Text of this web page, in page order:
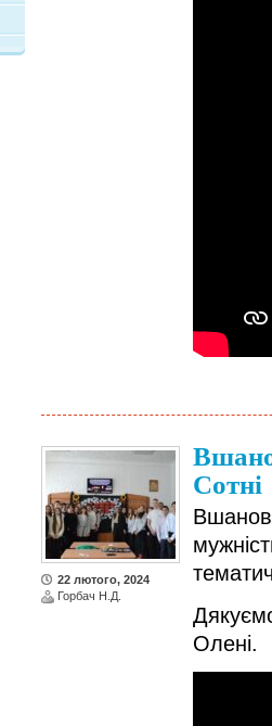
22 лютого, 2024
Горбач Н.Д.
Сотні
Олені.